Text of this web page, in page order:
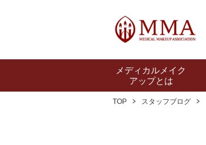
メディカルメイク
アップとは
TOP スタッフブログ